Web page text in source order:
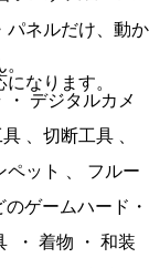
パネルだけ、動か
なります。
・ デジタルカメ
、切断工具 、
ペット 、 フルー
ゲームハード・
・ 着物 ・ 和装